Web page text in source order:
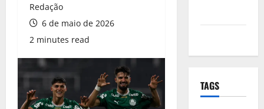
Redação
6 de maio de 2026
2 minutes read
TAGS